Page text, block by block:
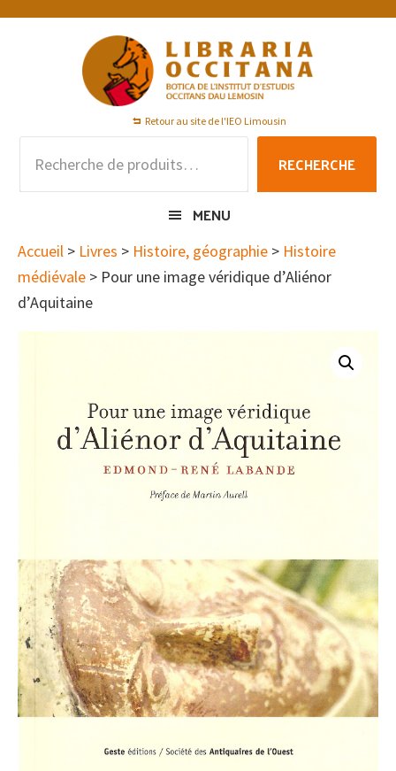
Passer
Passer
Passer
Retour au site de l'IEO Limousin
pour :
RECHERCHE
MENU
Accueil > Livres > Histoire, géographie > Histoire
médiévale > Pour une image véridique d’Aliénor
d’Aquitaine